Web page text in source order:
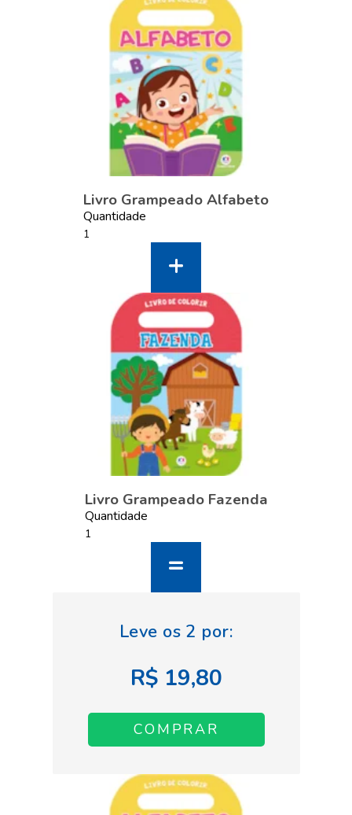
Livro Grampeado Alfabeto
Quantidade
Livro Grampeado Fazenda
Quantidade
R$ 19,80